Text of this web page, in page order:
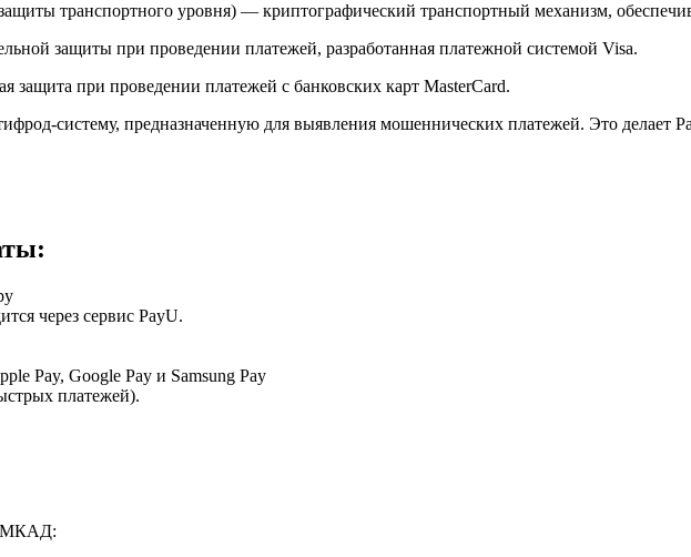
транспортного уровня) — криптографический транспортный механизм,
защиты при проведении платежей, разработанная платежной системой Visa.
защита при проведении платежей с банковских карт MasterCard.
систему, предназначенную для выявления мошеннических платежей. Это делает
через сервис PayU.
Pay, Google Pay и Samsung Pay
платежей).
МКАД: